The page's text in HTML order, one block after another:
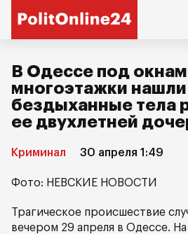
В Одессе под
многоэтажки нашли
бездыханные тела
ее двухлетней
Криминал 30 апреля 1:49
Фото: НЕВСКИЕ НОВОСТИ
Трагическое происшествие
вечером 29 апреля в Одессе.